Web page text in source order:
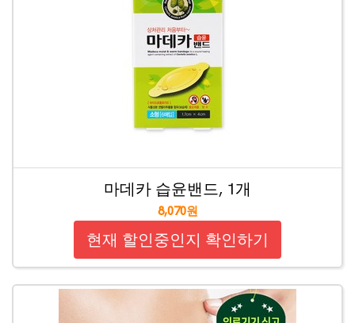
마데카 습윤밴드, 1개
8,070원
현재 할인중인지 확인하기